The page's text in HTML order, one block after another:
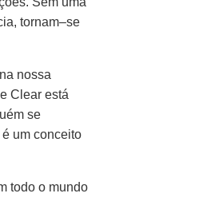
tornam–se
nossa
Clear está
se
um conceito
todo o mundo